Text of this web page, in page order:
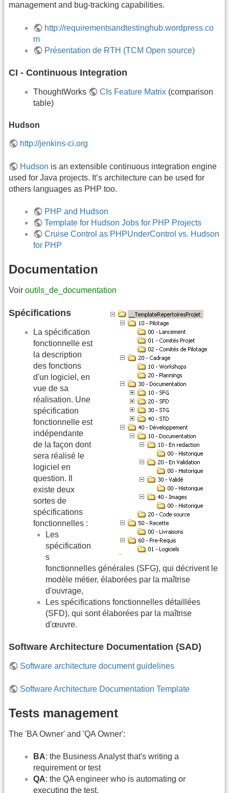
management and bug-tracking capabilities.
http://requirementsandtestinghub.wordpress.co
m
Présentation de RTH (TCM Open source)
CI - Continuous Integration
ThoughtWorks CIs Feature Matrix (comparison
table)
Hudson
http://jenkins-ci.org
Hudson is an extensible continuous integration engine
used for Java projects. It’s architecture can be used for
others languages as PHP too.
PHP and Hudson
Template for Hudson Jobs for PHP Projects
Cruise Control as PHPUnderControl vs. Hudson
for PHP
Documentation
Voir outils_de_documentation
Spécifications
La spécification
fonctionnelle est
la description
des fonctions
d'un logiciel, en
vue de sa
réalisation. Une
spécification
fonctionnelle est
indépendante
de la façon dont
sera réalisé le
logiciel en
question. Il
existe deux
sortes de
spécifications
fonctionnelles :
Les
spécification
s
fonctionnelles générales (SFG), qui décrivent le
modèle métier, élaborées par la maîtrise
d'ouvrage,
Les spécifications fonctionnelles détaillées
(SFD), qui sont élaborées par la maîtrise
d'œuvre.
Software Architecture Documentation (SAD)
Software architecture document guidelines
Software Architecture Documentation Template
Tests management
The 'BA Owner' and 'QA Owner':
BA: the Business Analyst that's writing a
requirement or test
QA: the QA engineer who is automating or
executing the test.